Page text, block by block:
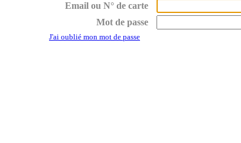
Email ou N° de carte
Mot de passe
J'ai oublié mon mot de passe